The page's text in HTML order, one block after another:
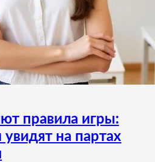
правила игры:
на партах